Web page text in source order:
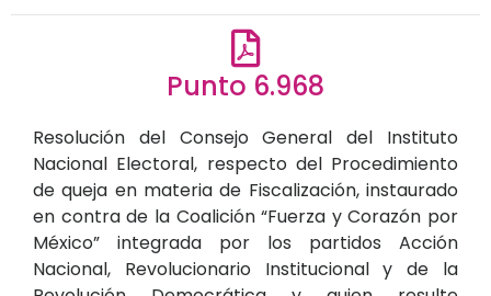
Punto 6.968
Resolución del Consejo General del Instituto
Nacional Electoral, respecto del Procedimiento
de queja en materia de Fiscalización, instaurado
en contra de la Coalición “Fuerza y Corazón por
México” integrada por los partidos Acción
Nacional, Revolucionario Institucional y de la